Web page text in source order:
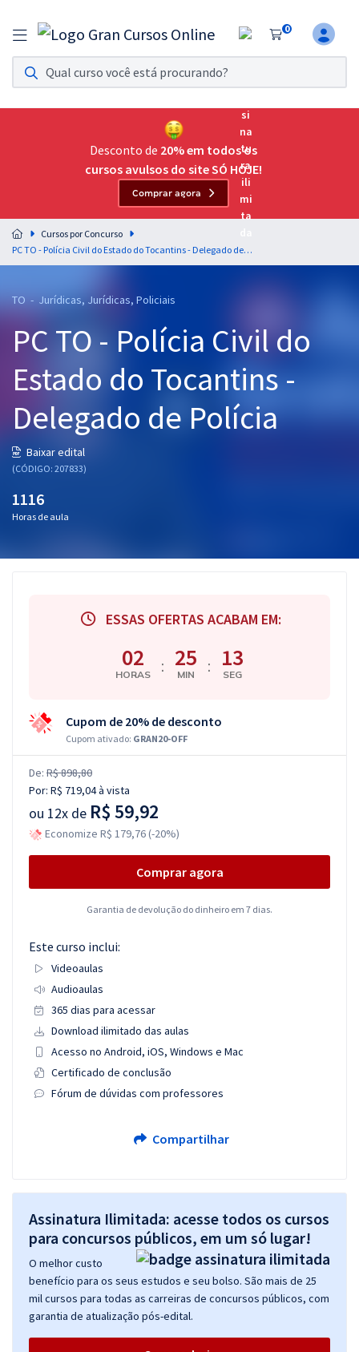
0
Assinatura Ilimitada 11
Acesso a todos os cursos. Teste grátis por 7 dias!
Assinatura OAB Até Passar
Acesso ilimitado a toda preparação para o Exame da
Residências Multiprofissionais
Preparação completa e intensiva para as principais
residências em saúde do Brasil
Cursos 20% OFF
Pós
Graduação
OAB
Conteúdo gratuito
Desconto de 20% em todos os
cursos avulsos do site SÓ HOJE!
Comprar agora
Cursos por Concurso
PC TO - Polícia Civil do Estado do Tocantins - Delegado de Polícia
TO - Jurídicas, Jurídicas, Policiais
PC TO - Polícia Civil do
Estado do Tocantins -
Delegado de Polícia
Baixar edital
(CÓDIGO: 207833)
1116
Horas de aula
ESSAS OFERTAS ACABAM EM:
02
HORAS : 25
MIN : 12
SEG
Cupom de 20% de desconto
Cupom ativado: GRAN20-OFF
De: R$ 898,80
Por: R$ 719,04à vista
ou 12x de R$ 59,92
Economize R$ 179,76 (-20%)
Comprar agora
Garantia de devolução do dinheiro em 7 dias.
Este curso inclui:
Videoaulas
Audioaulas
365 dias para acessar
Download ilimitado das aulas
Acesso no Android, iOS, Windows e Mac
Certificado de conclusão
Fórum de dúvidas com professores
Compartilhar
Assinatura Ilimitada: acesse todos os cursos
para concursos públicos, em um só lugar!
O melhor custo
benefício para os seus estudos e seu bolso. São mais de 25
mil cursos para todas as carreiras de concursos públicos, com
garantia de atualização pós-edital.